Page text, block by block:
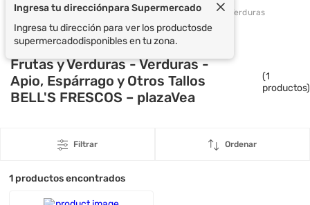
Ingresa tu direcciónpara Supermercado
Ingresa tu dirección para ver los productosde
supermercadodisponibles en tu zona.
Supermercado Frutas y Verduras Verduras
Frutas y Verduras - Verduras -
Apio, Espárrago y Otros Tallos
BELL'S FRESCOS – plazaVea
(1
productos)
Filtrar Ordenar
1 productos encontrados